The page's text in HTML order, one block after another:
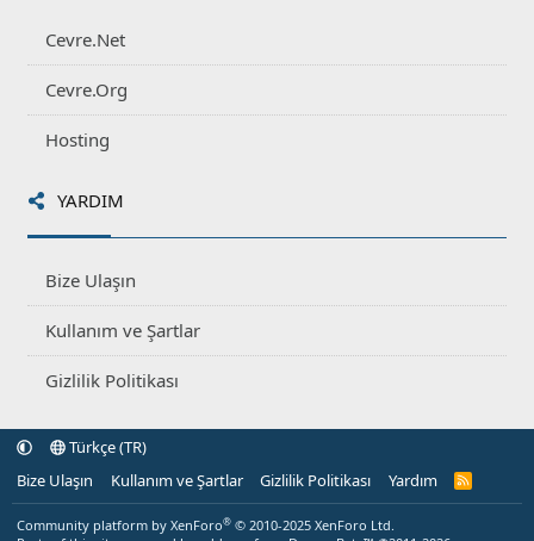
Cevre.Net
Cevre.Org
Hosting
YARDIM
Bize Ulaşın
Kullanım ve Şartlar
Gizlilik Politikası
Türkçe (TR)
Bize Ulaşın
Kullanım ve Şartlar Gizlilik Politikası Yardım
R
Community platform by XenForo® © 2010-2025 XenForo Ltd.